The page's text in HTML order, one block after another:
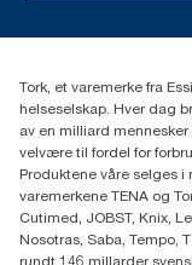
(+47) 22 70 62
Fredrik Selmers
0603 OSLO
Tork, et varemerke fra
helseselskap. Hver dag
av en milliard
velvære til fordel for
Produktene våre selges
varemerkene TENA og
Cutimed, JOBST, Knix,
Nosotras, Saba, Tempo,
rundt 146 millarder